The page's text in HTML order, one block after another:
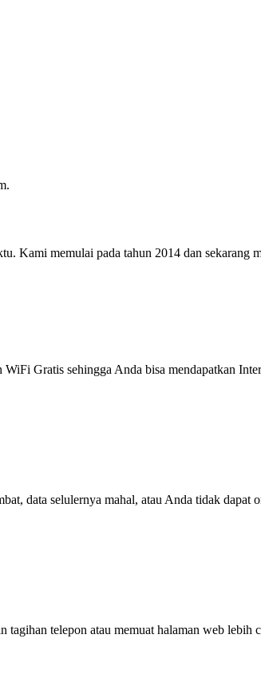
Kami memulai pada tahun 2014 dan sekarang
Gratis sehingga Anda bisa mendapatkan
data selulernya mahal, atau Anda tidak
telepon atau memuat halaman web